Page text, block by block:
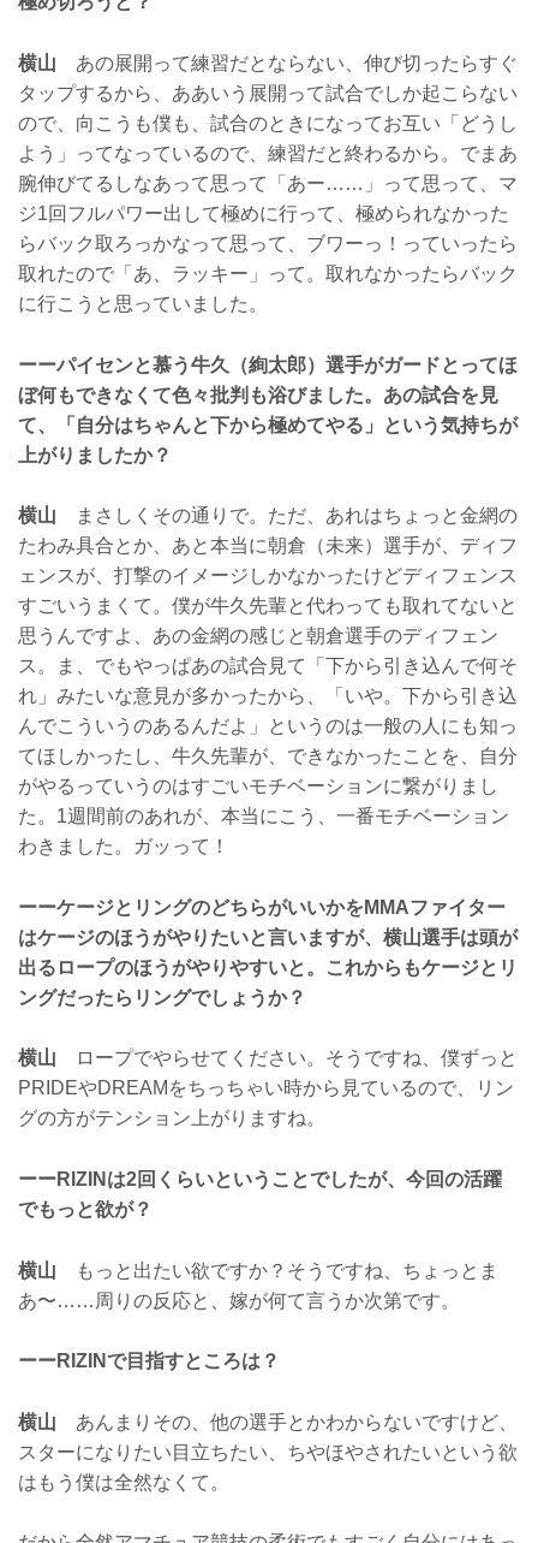
横山 あの展開って練習だとならない、伸び切ったらすぐ
タップするから、ああいう展開って試合でしか起こらない
ので、向こうも僕も、試合のときになってお互い「どうし
よう」ってなっているので、練習だと終わるから。でまあ
腕伸びてるしなあって思って「あー……」って思って、マ
ジ1回フルパワー出して極めに行って、極められなかった
らバック取ろっかなって思って、ブワーっ！っていったら
取れたので「あ、ラッキー」って。取れなかったらバック
に行こうと思っていました。
ーーパイセンと慕う牛久（絢太郎）選手がガードとってほ
ぼ何もできなくて色々批判も浴びました。あの試合を見
て、「自分はちゃんと下から極めてやる」という気持ちが
上がりましたか？
横山 まさしくその通りで。ただ、あれはちょっと金網の
たわみ具合とか、あと本当に朝倉（未来）選手が、ディフ
ェンスが、打撃のイメージしかなかったけどディフェンス
すごいうまくて。僕が牛久先輩と代わっても取れてないと
思うんですよ、あの金網の感じと朝倉選手のディフェン
ス。ま、でもやっぱあの試合見て「下から引き込んで何そ
れ」みたいな意見が多かったから、「いや。下から引き込
んでこういうのあるんだよ」というのは一般の人にも知っ
てほしかったし、牛久先輩が、できなかったことを、自分
がやるっていうのはすごいモチベーションに繋がりまし
た。1週間前のあれが、本当にこう、一番モチベーション
わきました。ガッって！
ーーケージとリングのどちらがいいかをMMAファイター
はケージのほうがやりたいと言いますが、横山選手は頭が
出るロープのほうがやりやすいと。これからもケージとリ
ングだったらリングでしょうか？
横山 ロープでやらせてください。そうですね、僕ずっと
PRIDEやDREAMをちっちゃい時から見ているので、リン
グの方がテンション上がりますね。
ーーRIZINは2回くらいということでしたが、今回の活躍
でもっと欲が？
横山 もっと出たい欲ですか？そうですね、ちょっとま
あ〜……周りの反応と、嫁が何て言うか次第です。
ーーRIZINで目指すところは？
横山 あんまりその、他の選手とかわからないですけど、
スターになりたい目立ちたい、ちやほやされたいという欲
はもう僕は全然なくて。